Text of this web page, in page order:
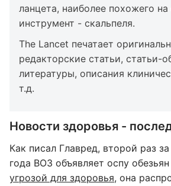
ланцета, наиболее похожего
инструмент - скальпеля.
The Lancet печатает
редакторские статьи, статьи-
литературы, описания
т.д.
Новости здоровья -
Как писал Главред, второй раз
года ВОЗ объявляет оспу обезьян
угрозой для здоровья, она